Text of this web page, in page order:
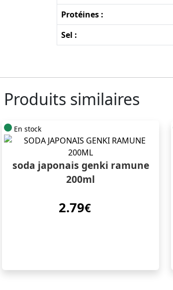
Protéines :
Sel :
Produits similaires
En stock
soda japonais genki ramune
200ml
2.79€